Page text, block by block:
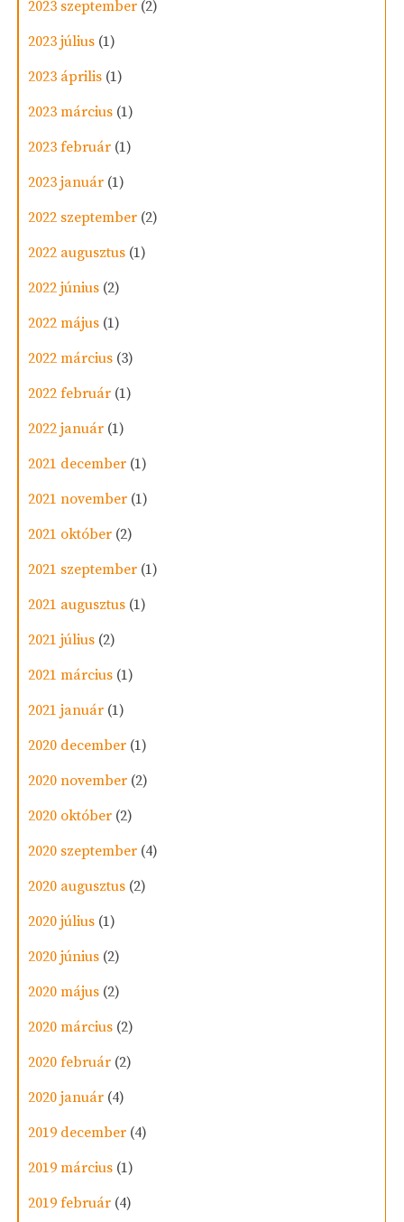
2023 szeptember (2)
2023 július (1)
2023 április (1)
2023 március (1)
2023 február (1)
2023 január (1)
2022 szeptember (2)
2022 augusztus (1)
2022 június (2)
2022 május (1)
2022 március (3)
2022 február (1)
2022 január (1)
2021 december (1)
2021 november (1)
2021 október (2)
2021 szeptember (1)
2021 augusztus (1)
2021 július (2)
2021 március (1)
2021 január (1)
2020 december (1)
2020 november (2)
2020 október (2)
2020 szeptember (4)
2020 augusztus (2)
2020 július (1)
2020 június (2)
2020 május (2)
2020 március (2)
2020 február (2)
2020 január (4)
2019 december (4)
2019 március (1)
2019 február (4)